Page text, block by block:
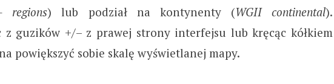
regions) lub podział na kontynenty (WGII continental).
z guzików +/– z prawej strony interfejsu lub kręcąc kółkiem
powiększyć sobie skalę wyświetlanej mapy.